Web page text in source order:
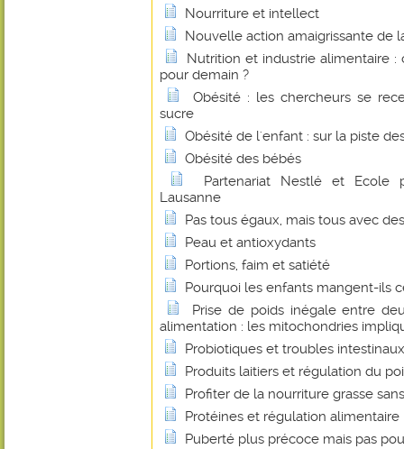
Nourriture et intellect
Nouvelle action amaigrissante de
Nutrition et industrie alimentaire
pour demain ?
Obésité : les chercheurs se
sucre
Obésité de l'enfant : sur la piste
Obésité des bébés
Partenariat Nestlé et Ecole
Lausanne
Pas tous égaux, mais tous avec
Peau et antioxydants
Portions, faim et satiété
Pourquoi les enfants mangent-ils
Prise de poids inégale entre
alimentation : les mitochondries
Probiotiques et troubles intestinaux
Produits laitiers et régulation du
Profiter de la nourriture grasse
Protéines et régulation alimentaire
Puberté plus précoce mais pas